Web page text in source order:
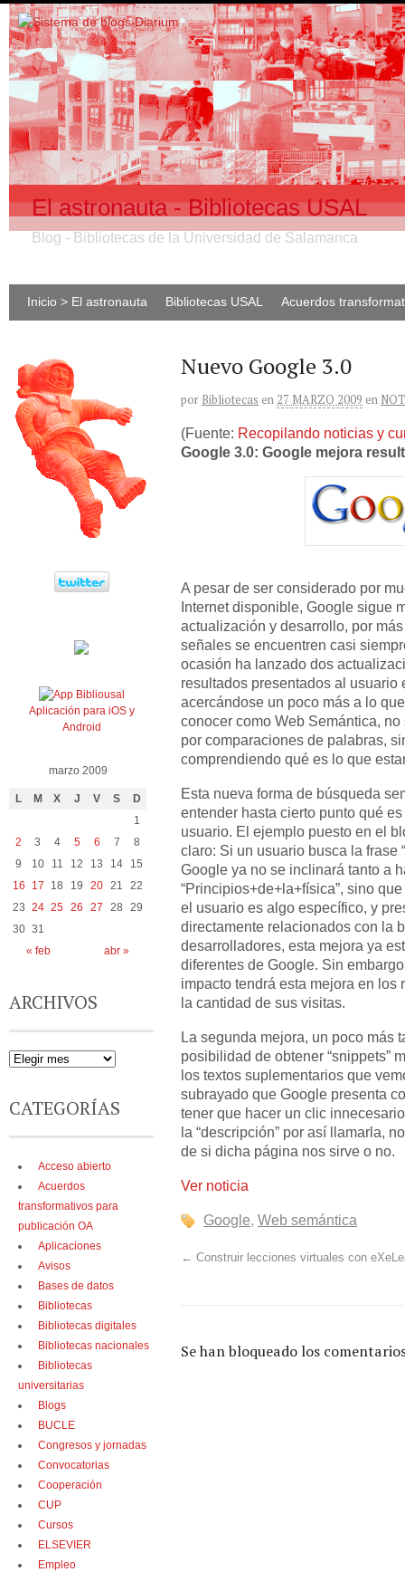
El astronauta - Bibliotecas USAL
Blog - Bibliotecas de la Universidad de Salamanca
Inicio > El astronauta Bibliotecas USAL Acuerdos
Nuevo Google 3.0
por Bibliotecas en 27 MARZO 2009 en
(Fuente: Recopilando noticias y
Google 3.0: Google mejora
A pesar de ser considerado por
Internet disponible, Google sigue
actualización y desarrollo, por
señales se encuentren casi
ocasión ha lanzado dos
resultados presentados al usuario
acercándose un poco más a lo
conocer como Web Semántica,
por comparaciones de palabras,
comprendiendo qué es lo que
Esta nueva forma de búsqueda
entender hasta cierto punto qué
usuario. El ejemplo puesto en el
claro: Si un usuario busca la frase
Google ya no se inclinará tanto a
“Principios+de+la+física”, sino
el usuario es algo específico, y
directamente relacionados con la
desarrolladores, esta mejora ya
diferentes de Google. Sin
impacto tendrá esta mejora en los
la cantidad de sus visitas.
La segunda mejora, un poco más
posibilidad de obtener “snippets”
los textos suplementarios que
subrayado que Google presenta
tener que hacer un clic
la “descripción” por así llamarla,
de si dicha página nos sirve o no.
Ver noticia
Google, Web semántica
← Construir lecciones virtuales con
Se han bloqueado los
Aplicación para iOS y
Android
marzo 2009
L M X J V S D
« feb abr »
1
2
3 4 5 6 7
8
9
10 11 12 13 14
15
16
17 18 19 20 21
22
23 24 25 26 27 28
29
30 31
ARCHIVOS
CATEGORÍAS
Acceso abierto
Acuerdos
transformativos para
publicación OA
Aplicaciones
Avisos
Bases de datos
Bibliotecas
Bibliotecas digitales
Bibliotecas nacionales
Bibliotecas
universitarias
Blogs
BUCLE
Congresos y jornadas
Convocatorias
Cooperación
CUP
Cursos
ELSEVIER
Empleo